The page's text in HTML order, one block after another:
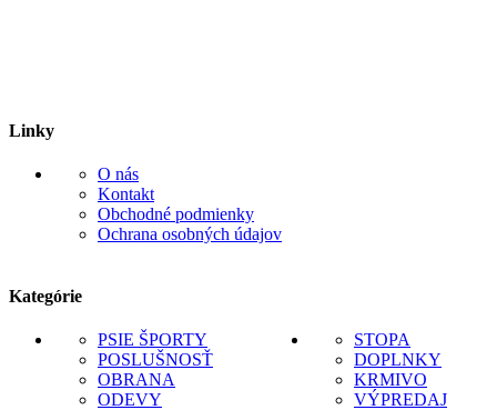
Linky
O nás
Kontakt
Obchodné podmienky
Ochrana osobných údajov
Kategórie
PSIE ŠPORTY
POSLUŠNOSŤ
OBRANA
ODEVY
STOPA
DOPLNKY
KRMIVO
VÝPREDAJ